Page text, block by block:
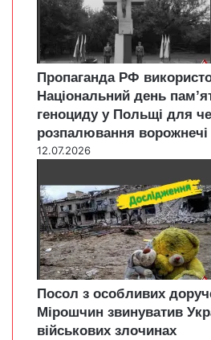
Пропаганда РФ
Національний день
геноциду у Польщі для
розпалювання ворожнечі
12.07.2026
Посол з особливих
Мірошчин звинуватив
військових злочинах